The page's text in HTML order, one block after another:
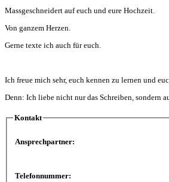
Massgeschneidert auf euch und eure Hochzeit.
Von ganzem Herzen.
Gerne texte ich auch für euch.
Ich freue mich sehr, euch kennen zu lernen und
Denn: Ich liebe nicht nur das Schreiben, sondern
Kontakt
Ansprechpartner:
Telefonnummer: